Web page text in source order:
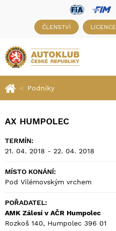
ČLENSTVÍ LICENCE
Podniky
AX HUMPOLEC
TERMÍN:
21. 04. 2018 - 22. 04. 2018
MÍSTO KONÁNÍ:
Pod Vilémovským vrchem
POŘADATEL:
AMK Zálesí v AČR Humpolec
Rozkoš 140, Humpolec 396 01